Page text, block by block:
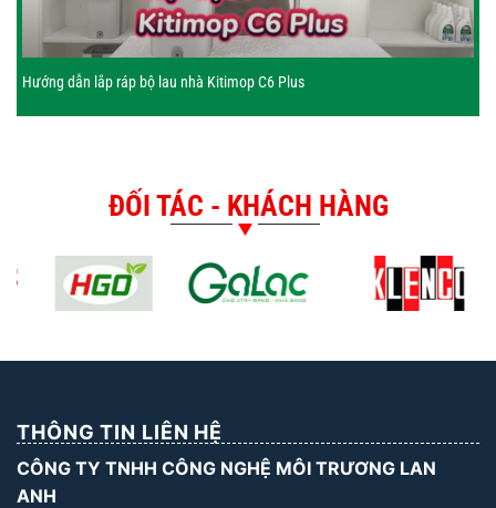
Hướng dẫn lắp ráp bộ lau nhà Kitimop C6 Plus
ĐỐI TÁC - KHÁCH HÀNG
THÔNG TIN LIÊN HỆ
CÔNG TY TNHH CÔNG NGHỆ MÔI TRƯƠNG LAN
ANH